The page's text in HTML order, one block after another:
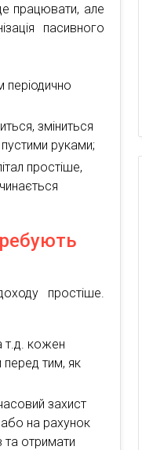
працювати, але
пасивного
періодично
зміниться
пустими руками;
простіше,
простіше.
т.д. кожен
перед тим, як
захист
або на рахунок
та отримати